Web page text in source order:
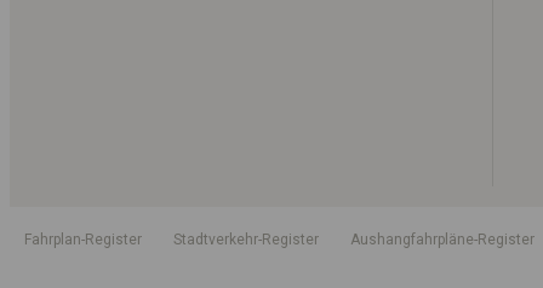
Fahrplan-Register Stadtverkehr-Register Aushangfahrpläne-Register